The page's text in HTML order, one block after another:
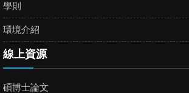
學則
環境介紹
線上資源
碩博士論文